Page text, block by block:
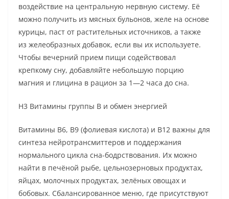
воздействие на центральную нервную систему. Её
можно получить из мясных бульонов, желе на основе
курицы, паст от растительных источников, а также
из желеобразных добавок, если вы их используете.
Чтобы вечерний прием пищи содействовал
крепкому сну, добавляйте небольшую порцию
магния и глицина в рацион за 1—2 часа до сна.
H3 Витамины группы B и обмен энергией
Витамины B6, B9 (фолиевая кислота) и B12 важны для
синтеза нейротрансмиттеров и поддержания
нормального цикла сна-бодрствования. Их можно
найти в печёной рыбе, цельнозерновых продуктах,
яйцах, молочных продуктах, зелёных овощах и
бобовых. Сбалансированное меню, где присутствуют